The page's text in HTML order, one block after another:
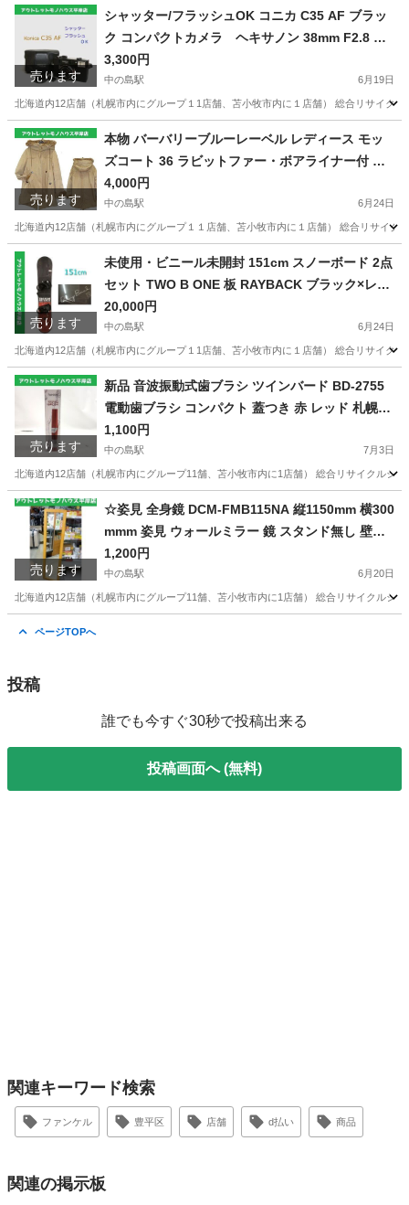
北海道 札幌市 中の島駅 周辺機器
売ります
シャッター/フラッシュOK コニカ C35 AF ブラッ
ク コンパクトカメラ ヘキサノン 38mm F2.8 外
観使用感少なめ ☆ PayPay(ペイペイ)決済可能 ☆
札幌市 豊平区 平岸 平岸店
3,300円
中の島駅 6月19日
北海道内12店舗（札幌市内にグループ１1店舗、苫小牧市内に１店舗） 総合リサイ
北海道 札幌市 中の島駅 カメラ
売ります
本物 バーバリーブルーレーベル レディース モッ
ズコート 36 ラビットファー・ボアライナー付 ベ
ージュ 三陽商会 BURBERRY BLUE LABEL 秋冬
兼用 ジャンパー ☆ PayPay(ペイペイ)決済可能 ☆
札幌市 豊平区 平岸 アウトレットモノハウス
4,000円
中の島駅 6月24日
北海道内12店舗（札幌市内にグループ１１店舗、苫小牧市内に１店舗） 総合リサイ
北海道 中の島駅 コート 三陽商会
売ります
未使用・ビニール未開封 151cm スノーボード 2点
セット TWO B ONE 板 RAYBACK ブラック×レッ
ド キャンバー ツイン・バインディング M/L ☆ Pa
yPay(ペイペイ)決済可能 ☆ 札幌市 豊平区 平岸 平
岸店
20,000円
中の島駅 6月24日
北海道内12店舗（札幌市内にグループ１1店舗、苫小牧市内に１店舗） 総合リサイ
北海道 札幌市 中の島駅 スノーボード ペイペイ
売ります
新品 音波振動式歯ブラシ ツインバード BD-2755
電動歯ブラシ コンパクト 蓋つき 赤 レッド 札幌市
平岸店
1,100円
中の島駅 7月3日
北海道内12店舗（札幌市内にグループ11舗、苫小牧市内に1店舗） 総合リサイクル
北海道 札幌市 中の島駅
売ります
☆姿見 全身鏡 DCM-FMB115NA 縦1150mm 横300
mmm 姿見 ウォールミラー 鏡 スタンド無し 壁掛
け 札幌市 豊平区 平岸
1,200円
中の島駅 6月20日
北海道内12店舗（札幌市内にグループ11舗、苫小牧市内に1店舗） 総合リサイクル
ページTOPへ
投稿
誰でも今すぐ30秒で投稿出来る
投稿画面へ (無料)
関連キーワード検索
ファンケル 豊平区 店舗 d払い 商品
関連の掲示板